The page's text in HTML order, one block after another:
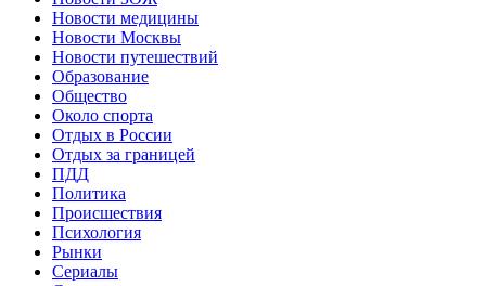
Новости медицины
Новости Москвы
Новости путешествий
Образование
Общество
Около спорта
Отдых в России
Отдых за границей
ПДД
Политика
Происшествия
Психология
Рынки
Сериалы